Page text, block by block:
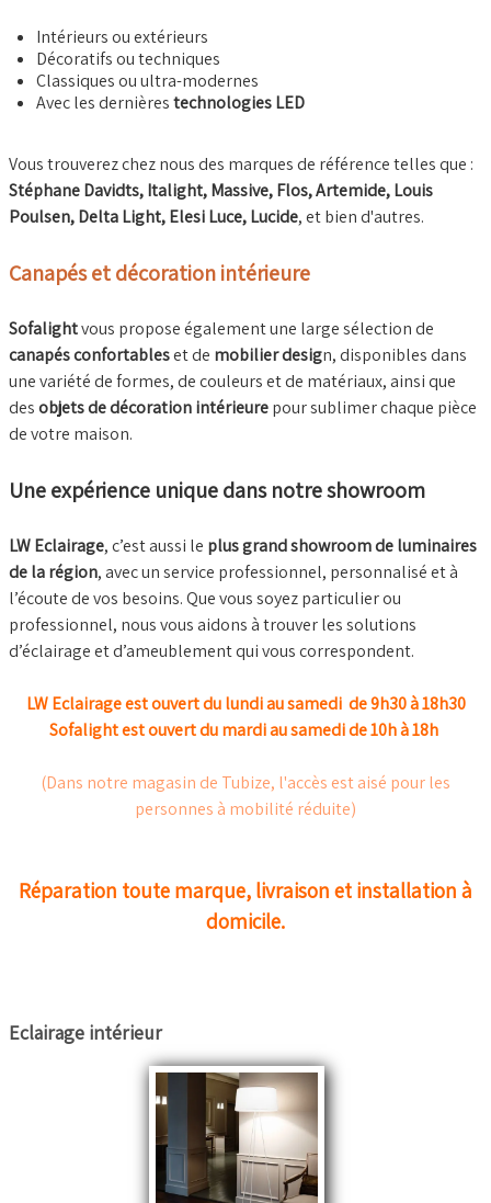
Intérieurs ou extérieurs
Décoratifs ou techniques
Classiques ou ultra-modernes
Avec les dernièrestechnologies LED
Vous trouverez chez nous des marques de référence telles que :
Stéphane Davidts, Italight, Massive, Flos, Artemide, Louis
Poulsen, Delta Light, Elesi Luce, Lucide, et bien d'autres.
Canapés et décoration intérieure
Sofalightvous propose également une large sélection de
canapés confortableset de mobilier design, disponibles dans
une variété de formes, de couleurs et de matériaux, ainsi que
desobjets de décoration intérieurepour sublimer chaque pièce
de votre maison.
Une expérience unique dans notre showroom
LW Eclairage, c’est aussi le plus grand showroom de luminaires
de la région, avec un service professionnel, personnalisé et à
l’écoute de vos besoins. Que vous soyez particulier ou
professionnel, nous vous aidons à trouver les solutions
d’éclairage et d’ameublement qui vous correspondent.
LW Eclairage est ouvert du lundi au samedi de 9h30 à 18h30
Sofalight est ouvert du mardi au samedi de 10h à 18h
(Dans notre magasin de Tubize, l'accès est aisé pour les
personnes à mobilité réduite)
Réparation toute marque, livraison et installation à
domicile.
Eclairage intérieur